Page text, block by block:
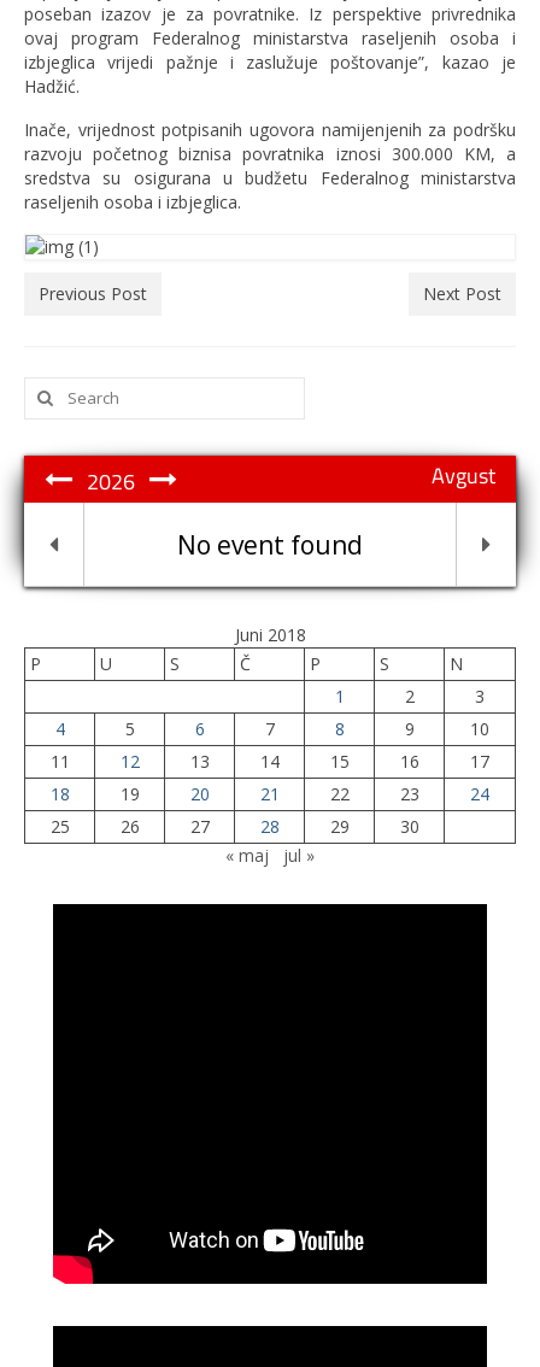
poseban izazov je za povratnike. Iz perspektive privrednika
ovaj program Federalnog ministarstva raseljenih osoba i
izbjeglica vrijedi pažnje i zaslužuje poštovanje”, kazao je
Hadžić.
Inače, vrijednost potpisanih ugovora namijenjenih za podršku
razvoju početnog biznisa povratnika iznosi 300.000 KM, a
sredstva su osigurana u budžetu Federalnog ministarstva
raseljenih osoba i izbjeglica.
Previous Post Next Post
Search
for:
Avgust
2026
No event found
Juni 2018
P
U S Č P S
N
1
2
3
4
5 6 7 8 9
10
11
12 13 14 15 16
17
18
19 20 21 22 23
24
25
26 27 28 29
30
« maj
jul »